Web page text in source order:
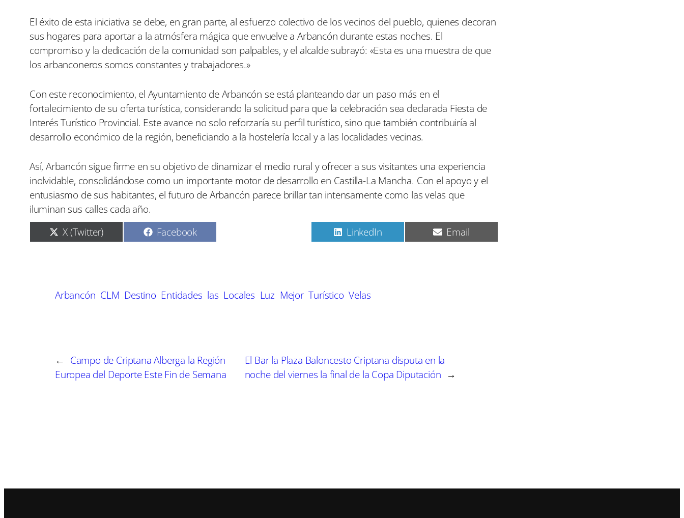
El éxito de esta iniciativa se debe, en gran parte, al esfuerzo colectivo de los vecinos del pueblo, quienes decoran
sus hogares para aportar a la atmósfera mágica que envuelve a Arbancón durante estas noches. El
compromiso y la dedicación de la comunidad son palpables, y el alcalde subrayó: «Esta es una muestra de que
los arbanconeros somos constantes y trabajadores.»
Con este reconocimiento, el Ayuntamiento de Arbancón se está planteando dar un paso más en el
fortalecimiento de su oferta turística, considerando la solicitud para que la celebración sea declarada Fiesta de
Interés Turístico Provincial. Este avance no solo reforzaría su perfil turístico, sino que también contribuiría al
desarrollo económico de la región, beneficiando a la hostelería local y a las localidades vecinas.
Así, Arbancón sigue firme en su objetivo de dinamizar el medio rural y ofrecer a sus visitantes una experiencia
inolvidable, consolidándose como un importante motor de desarrollo en Castilla-La Mancha. Con el apoyo y el
entusiasmo de sus habitantes, el futuro de Arbancón parece brillar tan intensamente como las velas que
iluminan sus calles cada año.
C
o
t
i
X (Twitter) C
o
Facebook
i
C
o
t
LinkedIn C
o
Email
Arbancón CLM Destino Entidades las Locales Luz Mejor Turístico Velas
← Campo de Criptana Alberga la Región
Europea del Deporte Este Fin de Semana
El Bar la Plaza Baloncesto Criptana disputa en la
noche del viernes la final de la Copa Diputación →